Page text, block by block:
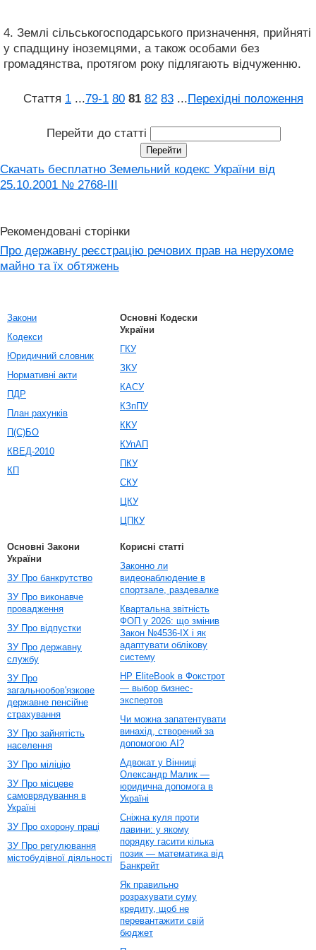
4. Землі сільськогосподарського призначення, прийняті
у спадщину іноземцями, а також особами без
громадянства, протягом року підлягають відчуженню.
Стаття 1 ...79‑1 80 81 82 83 ...Перехідні положення
Перейти до статті
Скачать бесплатно Земельний кодекс України від
25.10.2001 № 2768-III
Рекомендовані сторінки
Про державну реєстрацію речових прав на нерухоме
майно та їх обтяжень
Закони
Кодекси
Юридичний словник
Нормативні акти
ПДР
План рахунків
П(С)БО
КВЕД-2010
КП
Основні Кодески
України
ГКУ
ЗКУ
КАСУ
КЗпПУ
ККУ
КУпАП
ПКУ
СКУ
ЦКУ
ЦПКУ
Основні Закони
України
ЗУ Про банкрутство
ЗУ Про виконавче
провадження
ЗУ Про відпустки
ЗУ Про державну
службу
ЗУ Про
загальнообов'язкове
державне пенсійне
страхування
ЗУ Про зайнятість
населення
ЗУ Про міліцію
ЗУ Про місцеве
самоврядування в
Україні
ЗУ Про охорону праці
ЗУ Про регулювання
містобудівної діяльності
Корисні статті
Законно ли
видеонаблюдение в
спортзале, раздевалке
Квартальна звітність
ФОП у 2026: що змінив
Закон №4536-IX і як
адаптувати облікову
систему
HP EliteBook в Фокстрот
— выбор бизнес-
экспертов
Чи можна запатентувати
винахід, створений за
допомогою AI?
Адвокат у Вінниці
Олександр Малик —
юридична допомога в
Україні
Сніжна куля проти
лавини: у якому
порядку гасити кілька
позик — математика від
Банкрейт
Як правильно
розрахувати суму
кредиту, щоб не
перевантажити свій
бюджет